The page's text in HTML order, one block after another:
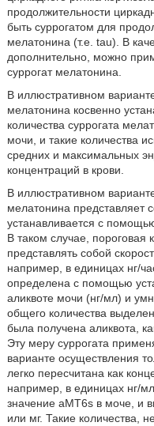
продолжительности
быть суррогатом для
мелатонина (т.е. tau). В
дополнительно, можно
суррогат мелатонина.
В иллюстративном
мелатонина косвенно
количества суррогата
мочи, и такие количества
средних и максимальных
концентраций в крови.
В иллюстративном
мелатонина представляет
устанавливается с
В таком случае, пороговая
представлять собой
например, в единицах нг/
определена с помощью
аликвоте мочи (нг/мл) и
общего количества
была получена аликвота,
Эту меру суррогата
варианте осуществления
легко пересчитана как
например, в единицах нг/
значение aMT6s в моче, и
или мг. Такие количества,